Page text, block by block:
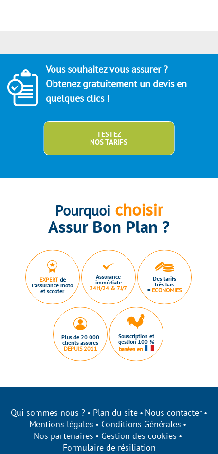
Vous souhaitez vous assurer ?
Obtenez gratuitement un devis en
quelques clics !
TESTEZ
NOS TARIFS
Pourquoi choisir
Assur Bon Plan ?
EXPERTde
l’assurance moto
et scooter
Assurance
immédiate
24H/24 & 7J/7
Des tarifs
très bas
= ECONOMIES
Plus de 20 000
clients assurés
DEPUIS 2011
Souscription et
gestion 100 %
basées en
Qui sommes nous ? Plan du site
Nous contacter
Mentions légales
Conditions Générales
Nos partenaires
Gestion des cookies
Formulaire de résiliation